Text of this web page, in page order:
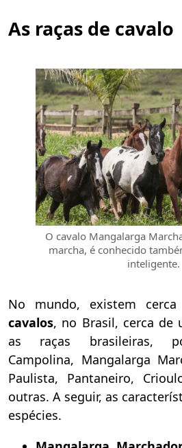
As raças de cavalo
O cavalo Mangalarga
marcha, é conhecido
inteligente.
No mundo, existem
cavalos, no Brasil, cerca de
as raças brasileiras,
Campolina, Mangalarga
Paulista, Pantaneiro,
outras. A seguir, as
espécies.